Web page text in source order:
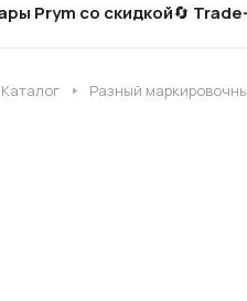
Prym со скидкой
Каталог Разный